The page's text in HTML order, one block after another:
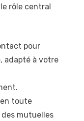
rôle central
pour
adapté à votre
toute
mutuelles